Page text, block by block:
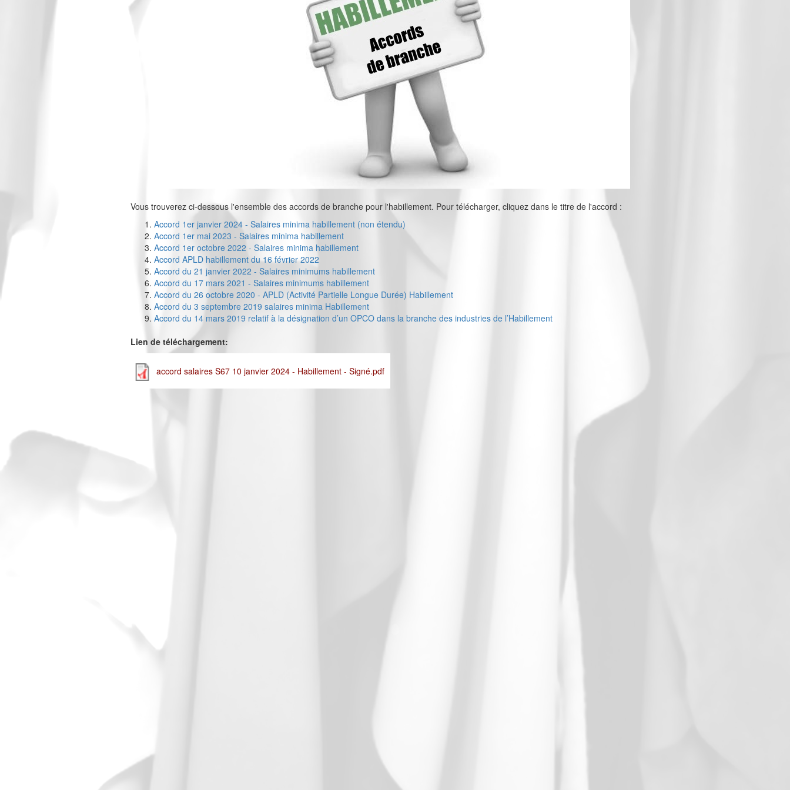
Vous trouverez ci-dessous l'ensemble des accords de branche pour l'habillement. Pour télécharger, cliquez dans le titre de l'accord :
Accord 1er janvier 2024 - Salaires minima habillement (non étendu)
Accord 1er mai 2023 - Salaires minima habillement
Accord 1er octobre 2022 - Salaires minima habillement
Accord APLD habillement du 16 février 2022
Accord du 21 janvier 2022 - Salaires minimums habillement
Accord du 17 mars 2021 - Salaires minimums habillement
Accord du 26 octobre 2020 - APLD (Activité Partielle Longue Durée) Habillement
Accord du 3 septembre 2019 salaires minima Habillement
Accord du 14 mars 2019 relatif à la désignation d’un OPCO dans la branche des industries de l’Habillement
Lien de téléchargement:
accord salaires S67 10 janvier 2024 - Habillement - Signé.pdf